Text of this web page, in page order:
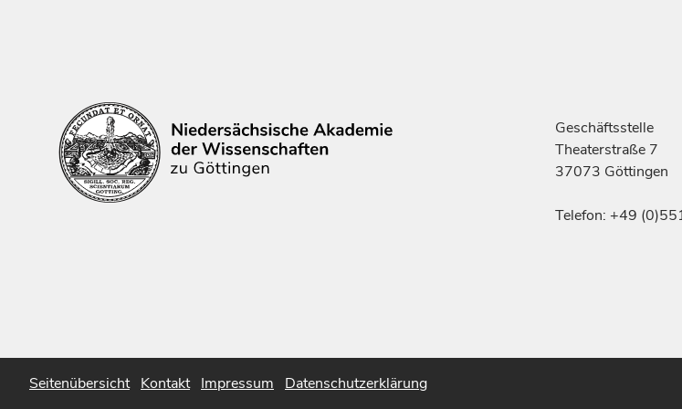
Geschäftsstelle
Theaterstraße 7
37073 Göttingen
Telefon: +49
Seitenübersicht Kontakt Impressum Datenschutzerklärung